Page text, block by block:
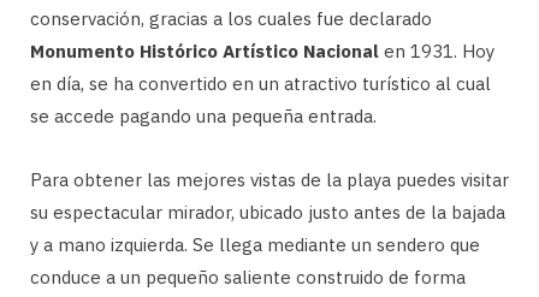
conservación, gracias a los cuales fue declarado
Monumento Histórico Artístico Nacional en 1931. Hoy
en día, se ha convertido en un atractivo turístico al cual
se accede pagando una pequeña entrada.
Para obtener las mejores vistas de la playa puedes visitar
su espectacular mirador, ubicado justo antes de la bajada
y a mano izquierda. Se llega mediante un sendero que
conduce a un pequeño saliente construido de forma